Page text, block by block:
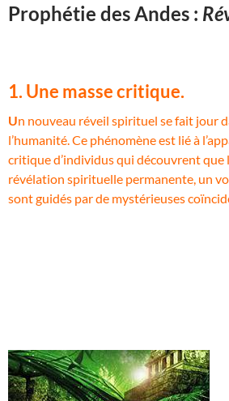
Prophétie des Andes :
1. Une masse critique.
Un nouveau réveil spirituel se fait jour
l’humanité. Ce phénomène est lié à
critique d’individus qui découvrent que
révélation spirituelle permanente, un
sont guidés par de mystérieuses